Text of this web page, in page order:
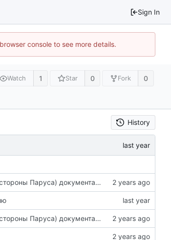
Sign In
console to see more details.
Watch 1 Star 0 Fork 0
History
Добавлены текущие версии (от 05.07.2024 со стороны ВГТУ и 1.4 со стороны Паруса) документации, расширен readme
Добавлены текущие версии (от 05.07.2024 со стороны ВГТУ и 1.4 со стороны Паруса) документации, расширен readme